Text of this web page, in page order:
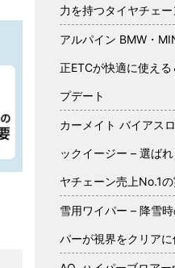
力を持つタイヤチェー
アルパイン BMW・
正ETCが快適に使え
プデート
カーメイト バイアス
ックイージー – 選ば
ヤチェーン売上No.1の
雪用ワイパー – 降雪
パーが視界をクリア